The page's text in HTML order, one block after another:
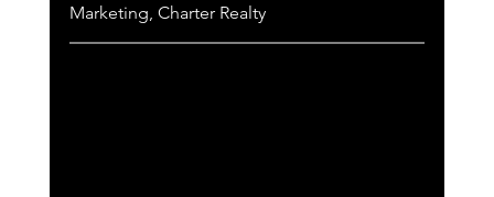
Marketing, Charter Realty